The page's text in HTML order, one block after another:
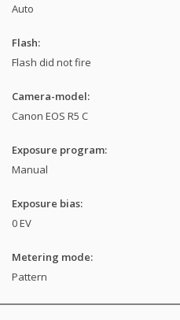
Auto
Flash:
Flash did not fire
Camera-model:
Canon EOS R5 C
Exposure program:
Manual
Exposure bias:
0 EV
Metering mode:
Pattern